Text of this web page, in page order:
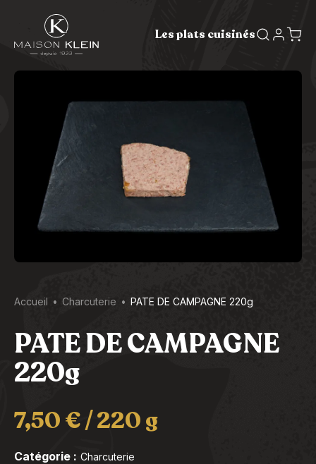
Les plats cuisinés
Accueil Charcuterie PATE DE CAMPAGNE 220g
PATE DE CAMPAGNE
220g
7,50€/ 220 g
Catégorie : Charcuterie